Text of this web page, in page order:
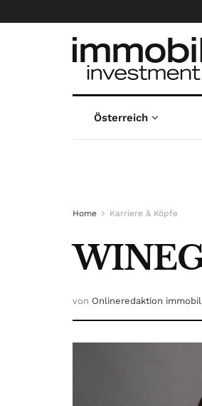
Österreich
Home Karriere & Köpfe
von Onlineredaktion